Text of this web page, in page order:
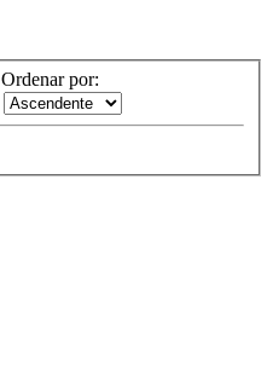
Ordenar por: